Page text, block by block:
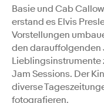
Basie und Cab
erstand es Elvis
Vorstellungen
den darauffolgenden
Lieblingsinstrumente
Jam Sessions. Der
diverse
fotografieren.